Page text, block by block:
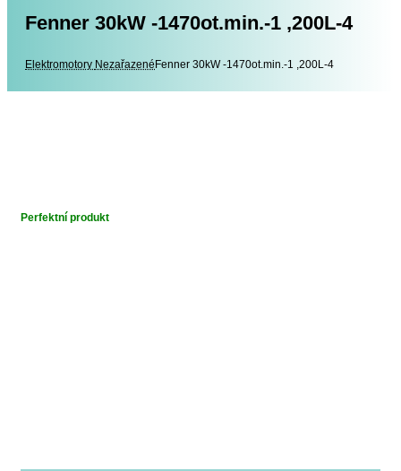
Fenner 30kW -1470ot.min.-1 ,200L-4
Elektromotory Elektromotory
Nezařazené Fenner 30kW -1470ot.min.-1 ,200L-4
Perfektní produkt